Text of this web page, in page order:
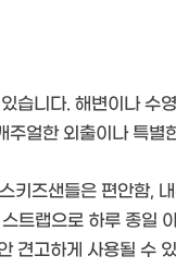
습니다. 해변이나 수
얼한 외출이나 특별
즈샌들은 편안함, 내
트랩으로 하루 종일
견고하게 사용될 수